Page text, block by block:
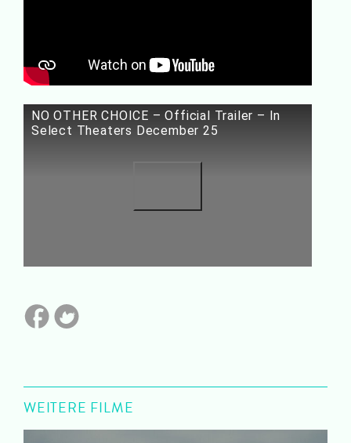
NO OTHER CHOICE – Official Trailer – In
Select Theaters December 25
WEITERE FILME